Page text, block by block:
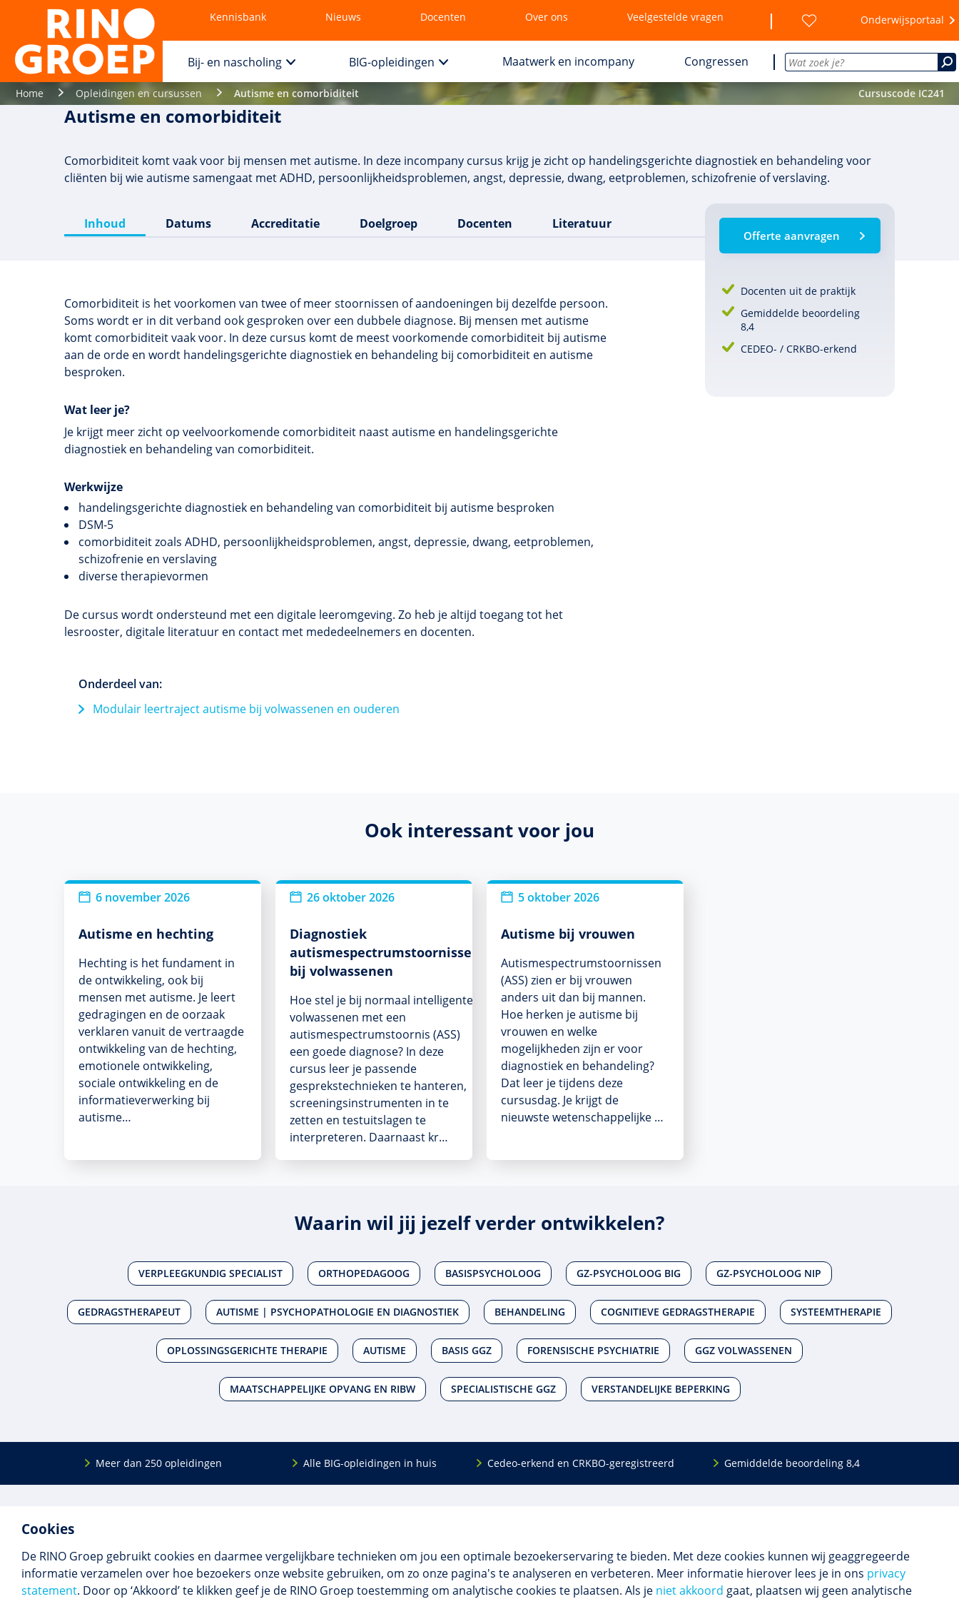
Cookies
De RINO Groep gebruikt cookies en daarmee vergelijkbare technieken om jou een optimale bezoekerservaring te bieden. Met deze cookies kunnen wij geaggregeerde
informatie verzamelen over hoe bezoekers onze website gebruiken, om zo onze pagina's te analyseren en verbeteren. Meer informatie hierover lees je in ons privacy
statement. Door op ‘Akkoord’ te klikken geef je de RINO Groep toestemming om analytische cookies te plaatsen. Als je niet akkoord gaat, plaatsen wij geen analytische
Kennisbank Nieuws Docenten Over ons Veelgestelde vragen Onderwijsportaal
Bij- en nascholing BIG-opleidingen Maatwerk en incompany Congressen
Home Opleidingen en cursussen Autisme en comorbiditeit Cursuscode IC241
Autisme en comorbiditeit
Comorbiditeit komt vaak voor bij mensen met autisme. In deze incompany cursus krijg je zicht op handelingsgerichte diagnostiek en behandeling voor
cliënten bij wie autisme samengaat met ADHD, persoonlijkheidsproblemen, angst, depressie, dwang, eetproblemen, schizofrenie of verslaving.
Offerte aanvragen
Docenten uit de praktijk
Gemiddelde beoordeling
8,4
CEDEO- / CRKBO-erkend
Inhoud Datums Accreditatie Doelgroep Docenten Literatuur
Comorbiditeit is het voorkomen van twee of meer stoornissen of aandoeningen bij dezelfde persoon.
Soms wordt er in dit verband ook gesproken over een dubbele diagnose. Bij mensen met autisme
komt comorbiditeitvaak voor. In deze cursus komt de meest voorkomende comorbiditeit bij autisme
aan de orde en wordt handelingsgerichte diagnostiek en behandeling bij comorbiditeit en autisme
besproken.
Wat leer je?
Je krijgt meer zicht op veelvoorkomende comorbiditeit naast autisme en handelingsgerichte
diagnostiek en behandeling van comorbiditeit.
Werkwijze
handelingsgerichte diagnostiek en behandeling van comorbiditeit bij autisme besproken
DSM-5
comorbiditeitzoals ADHD, persoonlijkheidsproblemen, angst, depressie, dwang, eetproblemen,
schizofrenie en verslaving
diverse therapievormen
De cursus wordt ondersteund met een digitale leeromgeving. Zo heb je altijd toegang tot het
lesrooster, digitale literatuur en contact met mededeelnemers en docenten.
Onderdeel van:
Modulair leertraject autisme bij volwassenen en ouderen
Ook interessant voor jou
6 november 2026
Autisme en hechting
Hechting is het fundament in
de ontwikkeling, ook bij
mensen met autisme. Je leert
gedragingen en de oorzaak
verklaren vanuit de vertraagde
ontwikkeling van de hechting,
emotionele ontwikkeling,
sociale ontwikkeling en de
informatieverwerking bij
autisme…
26 oktober 2026
Diagnostiek
autismespectrumstoornissen
bij volwassenen
Hoe stel je bij normaal intelligente
volwassenen met een
autismespectrumstoornis (ASS)
een goede diagnose? In deze
cursus leer je passende
gesprekstechnieken te hanteren,
screeningsinstrumenten in te
zetten en testuitslagen te
interpreteren. Daarnaast kr…
5 oktober 2026
Autisme bij vrouwen
Autismespectrumstoornissen
(ASS) zien er bij vrouwen
anders uit dan bij mannen.
Hoe herken je autisme bij
vrouwen en welke
mogelijkheden zijn er voor
diagnostiek en behandeling?
Dat leer je tijdens deze
cursusdag. Je krijgt de
nieuwste wetenschappelijke …
Waarin wil jij jezelf verder ontwikkelen?
VERPLEEGKUNDIG SPECIALIST ORTHOPEDAGOOG BASISPSYCHOLOOG GZ-PSYCHOLOOG BIG GZ-PSYCHOLOOG NIP
GEDRAGSTHERAPEUT AUTISME | PSYCHOPATHOLOGIE EN DIAGNOSTIEK BEHANDELING COGNITIEVE GEDRAGSTHERAPIE SYSTEEMTHERAPIE
OPLOSSINGSGERICHTE THERAPIE AUTISME BASIS GGZ FORENSISCHE PSYCHIATRIE GGZ VOLWASSENEN
MAATSCHAPPELIJKE OPVANG EN RIBW SPECIALISTISCHE GGZ VERSTANDELIJKE BEPERKING
Meer dan 250 opleidingen Alle BIG-opleidingen in huis Cedeo-erkend en CRKBO-geregistreerd Gemiddelde beoordeling 8,4
voor mensen die werken met mensen met
een psychische kwets­baar­heid. Samen met
onze top­docenten bieden we innova­tieve
opleidingen, cursussen en congres­sen op
BIG-opleidingen
Maatwerk en incompany
Praktijkinstellingen
Veelgestelde vragen
Contact
Algemene voorwaarden
aanbod en ons laatste nieuws.